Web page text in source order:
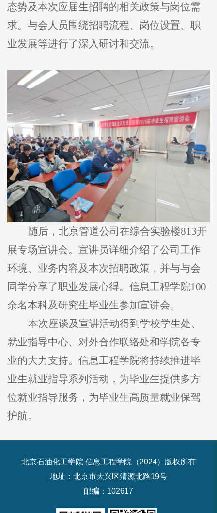
态势及本次应届生招聘的相关政策与岗位需
求。与会人员围绕招聘流程、岗位设置、职
业发展等进行了深入研讨和交流。
随后，北京管道公司在综合实验楼813开
展专场宣讲会。宣讲员详细介绍了公司工作
环境、业务内容及本次招聘政策，并与与会
同学分享了职业发展心得。信息工程学院100
余名本科及研究生毕业生参加宣讲会。
本次座谈及宣讲活动得到学校学生处、
就业指导中心、对外合作联络处和学院各专
业的大力支持。信息工程学院将持续推进毕
业生就业指导系列活动，为毕业生提供多方
位就业指导服务，为毕业生高质量就业保驾
护航。
北京石油化工学院 信息工程学院（2024）版权所有
地址：北京市大兴区清源北路19号
邮编：102617